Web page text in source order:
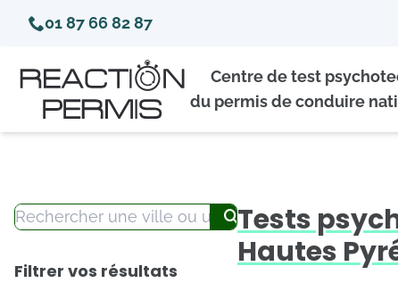
01 87 66 82 87
Centre de test
du permis de conduire
Filtrer vos résultats
Tests
Hautes